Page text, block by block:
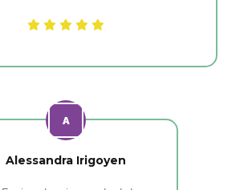
Alessandra Irigoyen